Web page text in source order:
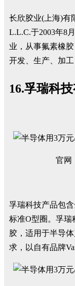
长欣胶业(上海)有
L.L.C.于2003年8
业，从事氟素橡
开发、生产、加工
16.孚瑞科
官网
孚瑞科技产品包
标准O型圈。孚瑞
胶，适用于半导
求，以自有品牌